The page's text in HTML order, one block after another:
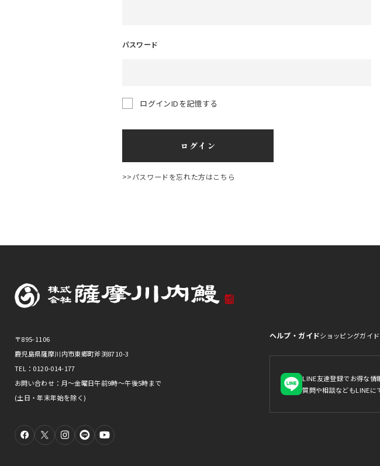
パスワード
ログインIDを記憶する
ログイン
>>パスワードを忘れた方はこちら
〒895-1106
鹿児島県薩摩川内市東郷町斧渕8710-3
TEL：0120-014-177
お問い合わせ：月～金曜日午前9時～午後5時まで
(土日・年末年始を除く)
ヘルプ・ガイドショッピングガイド
LINE友達登録でお得な情
質問や相談などもLINEに